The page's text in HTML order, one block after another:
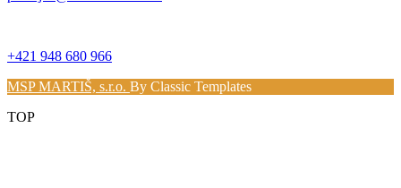
+421 948 680 966
MSP MARTIŠ, s.r.o. By Classic Templates
TOP